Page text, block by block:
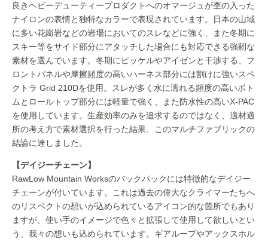
良きヘビーデューティープロダクトへのオマージュが杢の入った
ナイロンの表情と独特なカラーで表現されています。日本の山域
に多い花崗岩などの岩場においてのスレなどに強く、また冬期に
スキー等をサイド部分にアタッチした場合にも対応できる強靭な
素材を選んでいます。冬期にピッケルやアイゼンと干渉する、フ
ロントパネルや摩擦頻度の高いハーネス部分には割けに強いスペ
クトラ Grid 210Dを使用。スレが多く水に濡れる頻度の高いボト
ムとロールトップ部分には軽量で強く、また防水性の高いX-PAC
を使用しています。生産効率のみを追求するのではなく、適材適
所の考え方で素材選択を行った結果、このマルチファブリックの
結論に達しました。
【デイジーチェーン】
RawLow Mountain Worksのバックパックには特徴的なデイジー
チェーンが付いています。これは過去の偉大なクライマーたちへ
のリスペクトの想いが込められているアイコン的な箇所でもあり
ますが、使い手のイメージで色々と拡張して使用して欲しいとい
う、我々の想いも込められています。ギアループやアックスホル